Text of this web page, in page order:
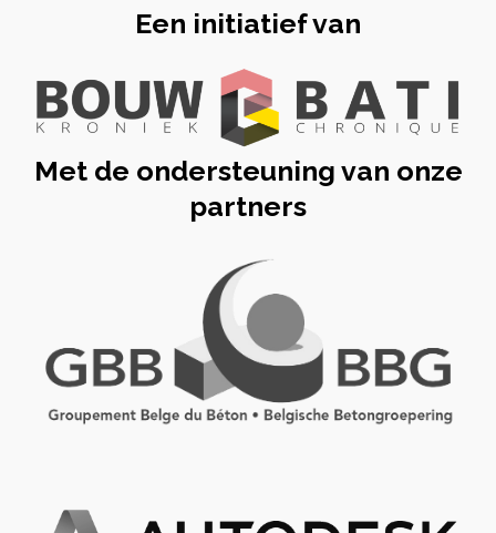
Een initiatief van
Met de ondersteuning van onze
partners